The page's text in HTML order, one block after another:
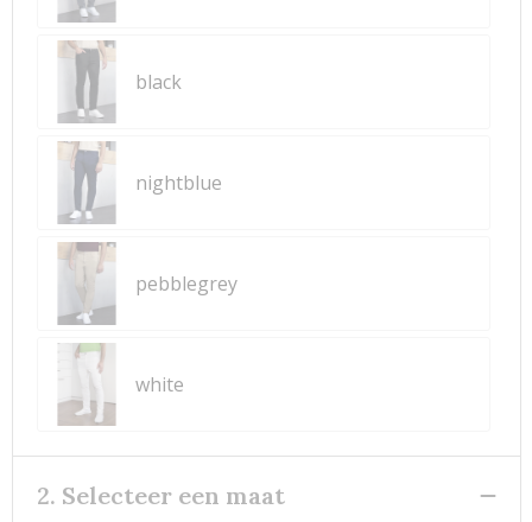
black
nightblue
pebblegrey
white
2. Selecteer een maat